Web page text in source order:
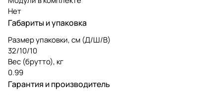
Нет
Габариты и упаковка
Размер упаковки, см (Д/Ш/В)
32/10/10
Вес (брутто), кг
0.99
Гарантия и производитель